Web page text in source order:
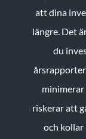
att dina
längre. Det
du
minimerar
riskerar att
och kollar